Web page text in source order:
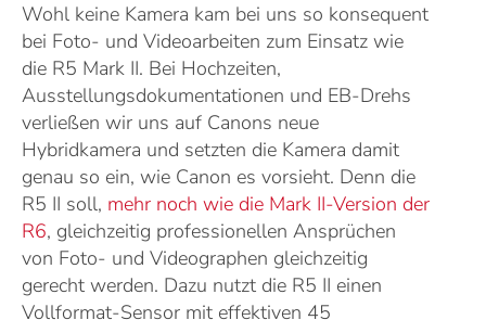
Wohl keine Kamera kam bei uns so konsequent
bei Foto- und Videoarbeiten zum Einsatz wie
die R5 Mark II. Bei Hochzeiten,
Ausstellungsdokumentationen und EB-Drehs
verließen wir uns auf Canons neue
Hybridkamera und setzten die Kamera damit
genau so ein, wie Canon es vorsieht. Denn die
R5 II soll, mehr noch wie die Mark II-Version der
R6, gleichzeitig professionellen Ansprüchen
von Foto- und Videographen gleichzeitig
gerecht werden. Dazu nutzt die R5 II einen
Vollformat-Sensor mit effektiven 45